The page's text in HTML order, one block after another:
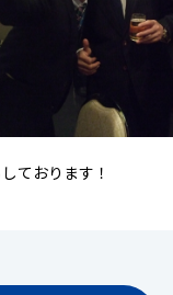
ております！